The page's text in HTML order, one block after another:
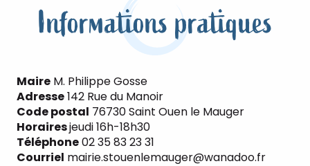
Informations pratiques
Maire M. Philippe Gosse
Adresse142 Rue du Manoir
Code postal 76730 Saint Ouen le Mauger
Horairesjeudi 16h-18h30
Téléphone02 35 83 23 31
Courriel mairie.stouenlemauger@wanadoo.fr